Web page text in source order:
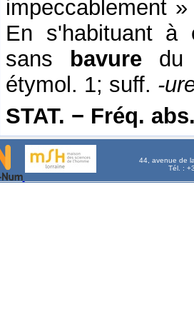
impeccablement »
En s'habituant à
sans bavure du
étymol. 1; suff. -
STAT. − Fréq.
44, avenue de
Tél. :